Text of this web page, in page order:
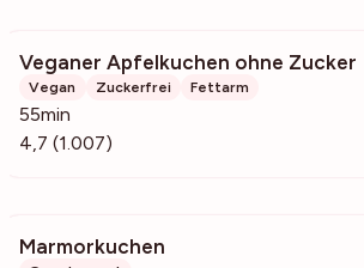
Veganer Apfelkuchen ohne Zucker
Vegan Zuckerfrei Fettarm
55min
4,7 (1.007)
Marmorkuchen